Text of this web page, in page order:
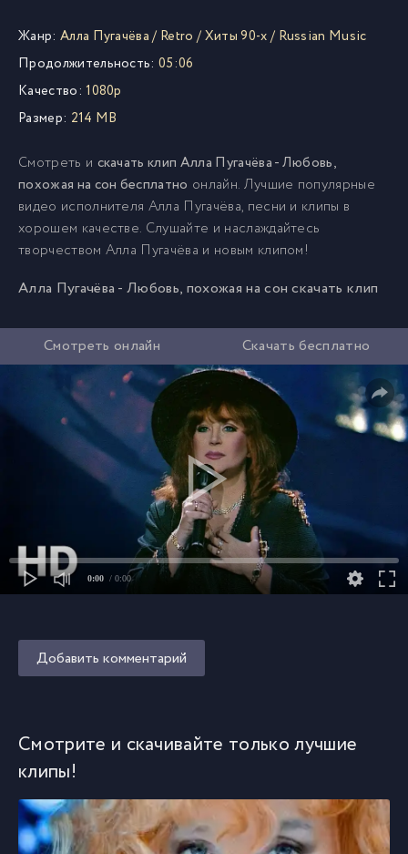
Жанр: Алла Пугачёва/ Retro /Хиты 90-х/ Russian Music
Продолжительность: 05:06
Качество: 1080p
Размер: 214 MB
Смотреть и скачать клип Алла Пугачёва - Любовь,
похожая на сон бесплатно онлайн. Лучшие популярные
видео исполнителя Алла Пугачёва, песни и клипы в
хорошем качестве. Слушайте и наслаждайтесь
творчеством Алла Пугачёва и новым клипом!
Алла Пугачёва - Любовь, похожая на сон скачать клип
Смотреть онлайн Скачать бесплатно
0:00 / 0:00
Добавить комментарий
Смотрите и скачивайте только лучшие
клипы!